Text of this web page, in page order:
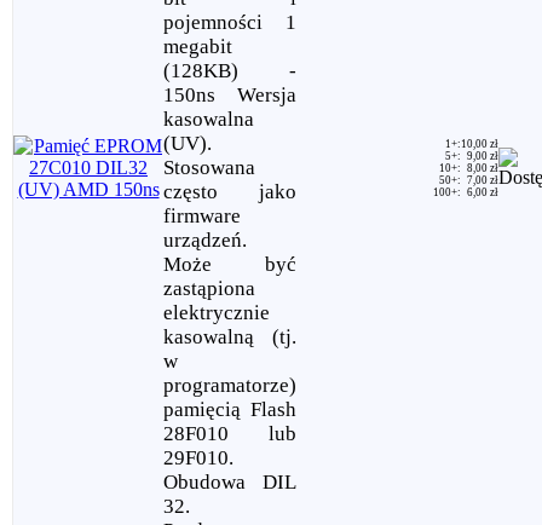
pojemności 1
megabit
(128KB) -
150ns Wersja
kasowalna
(UV).
Stosowana
często jako
firmware
urządzeń.
Może być
zastąpiona
elektrycznie
kasowalną (tj.
w
programatorze)
pamięcią Flash
28F010 lub
29F010.
Obudowa DIL
32.
1+: 10,00 zł
5+: 9,00 zł
10+: 8,00 zł
50+: 7,00 zł
100+: 6,00 zł